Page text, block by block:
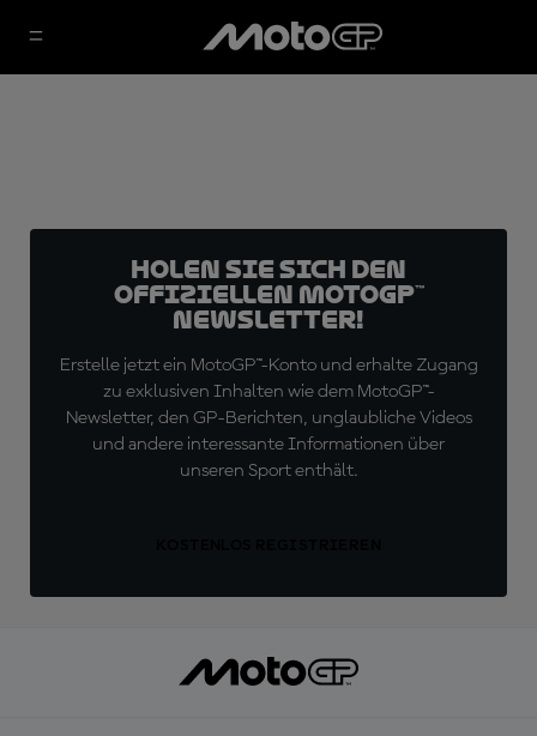
Holen Sie sich den
offiziellen MotoGP™
Newsletter!
Erstelle jetzt ein MotoGP™-Konto und erhalte Zugang
zu exklusiven Inhalten wie dem MotoGP™-
Newsletter, den GP-Berichten, unglaubliche Videos
und andere interessante Informationen über
unseren Sport enthält.